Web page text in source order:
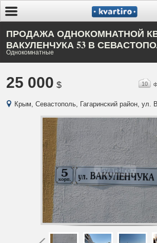
ПРОДАЖА ОДНОКОМНАТНОЙ
ВАКУЛЕНЧУКА 53 В
Однокомнатные
25 000 $ 10
Крым, Севастополь, Гагаринский район, ул.